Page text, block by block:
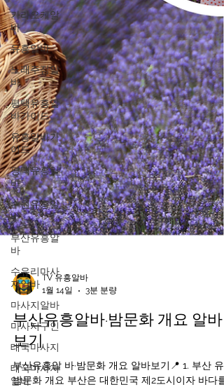
가라오케알
바
유흥알바
노래주점알
바
평택유흥알
바가이드
유흥알바가
이드
평택유흥알
바
수원유흥알
바
부산유흥알
바
수유리마사
지알바
마사지알바
마사지구인
태국마사지
태국마사지
알바
TV 유흥알바
1월 14일
3분 분량
부산유흥알바·밤문화 개요 알바
보기